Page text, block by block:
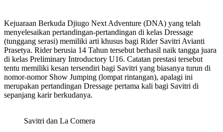
Kejuaraan Berkuda Djiugo Next Adventure (DNA) yang telah
menyelesaikan pertandingan-pertandingan di kelas Dressage
(tunggang serasi) memiliki arti khusus bagi Rider Savitri Avianti
Prasetya. Rider berusia 14 Tahun tersebut berhasil naik tangga juara
di kelas Preliminary Introductory U16. Catatan prestasi tersebut
tentu memiliki kesan tersendiri bagi Savitri yang biasanya turun di
nomor-nomor Show Jumping (lompat rintangan), apalagi ini
merupakan pertandingan Dressage pertama kali bagi Savitri di
sepanjang karir berkudanya.
Savitri dan La Comera